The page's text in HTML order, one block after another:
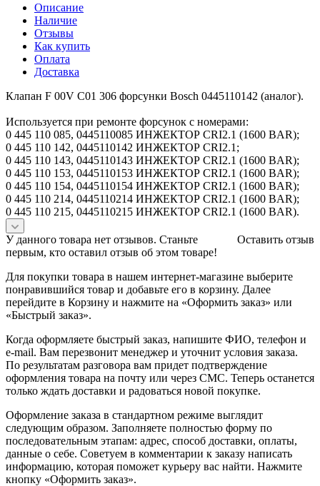
Описание
Наличие
Отзывы
Как купить
Оплата
Доставка
Клапан F 00V C01 306 форсунки Bosch 0445110142 (аналог).
Используется при ремонте форсунок с номерами:
0 445 110 085, 0445110085 ИНЖЕКТОР CRI2.1 (1600 BAR);
0 445 110 142, 0445110142 ИНЖЕКТОР CRI2.1;
0 445 110 143, 0445110143 ИНЖЕКТОР CRI2.1 (1600 BAR);
0 445 110 153, 0445110153 ИНЖЕКТОР CRI2.1 (1600 BAR);
0 445 110 154, 0445110154 ИНЖЕКТОР CRI2.1 (1600 BAR);
0 445 110 214, 0445110214 ИНЖЕКТОР CRI2.1 (1600 BAR);
0 445 110 215, 0445110215 ИНЖЕКТОР CRI2.1 (1600 BAR).
Оставить отзыв
У данного товара нет отзывов. Станьте
первым, кто оставил отзыв об этом товаре!
Для покупки товара в нашем интернет-магазине выберите
понравившийся товар и добавьте его в корзину. Далее
перейдите в Корзину и нажмите на «Оформить заказ» или
«Быстрый заказ».
Когда оформляете быстрый заказ, напишите ФИО, телефон и
e-mail. Вам перезвонит менеджер и уточнит условия заказа.
По результатам разговора вам придет подтверждение
оформления товара на почту или через СМС. Теперь останется
только ждать доставки и радоваться новой покупке.
Оформление заказа в стандартном режиме выглядит
следующим образом. Заполняете полностью форму по
последовательным этапам: адрес, способ доставки, оплаты,
данные о себе. Советуем в комментарии к заказу написать
информацию, которая поможет курьеру вас найти. Нажмите
кнопку «Оформить заказ».